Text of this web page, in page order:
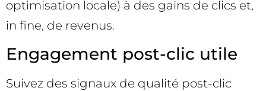
optimisation locale) à des gains de clics et,
in fine, de revenus.
Engagement post-clic utile
Suivez des signaux de qualité post-clic